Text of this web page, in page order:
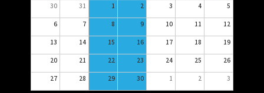
30 31 1 2 3 4 5
6 7 8 9 10 11 12
13 14 15 16 17 18 19
20 21 22 23 24 25 26
27 28 29 30 1 2 3